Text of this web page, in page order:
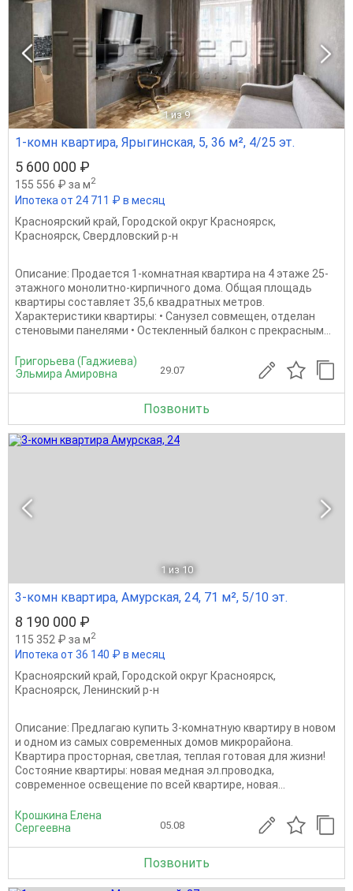
1 из 9
1-комн квартира, Ярыгинская, 5, 36 м², 4/25 эт.
5 600 000 ₽
155 556 ₽ за м2
Ипотека от 24 711 ₽ в месяц
Красноярский край, Городской округ Красноярск,
Красноярск, Свердловский р-н
Описание: Продается 1-комнатная квартира на 4 этаже 25-
этажного монолитно-кирпичного дома. Общая площадь
квартиры составляет 35,6 квадратных метров.
Характеристики квартиры: • Санузел совмещен, отделан
стеновыми панелями • Остекленный балкон с прекрасным...
Григорьева (Гаджиева)
Эльмира Амировна
29.07
Позвонить
1 из 10
3-комн квартира, Амурская, 24, 71 м², 5/10 эт.
8 190 000 ₽
115 352 ₽ за м2
Ипотека от 36 140 ₽ в месяц
Красноярский край, Городской округ Красноярск,
Красноярск, Ленинский р-н
Описание: Предлагаю купить 3-комнатную квaртиpу в новом
и одном из самых современных домов микрорайона.
Квартира просторная, светлая, теплая готовая для жизни!
Состояние квартиры: новая медная эл.проводка,
современное освещение по всей квартире, новая...
Крошкина Елена
Сергеевна
05.08
Позвонить